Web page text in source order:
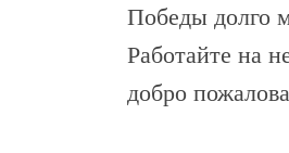
Победы долго
Работайте на
добро